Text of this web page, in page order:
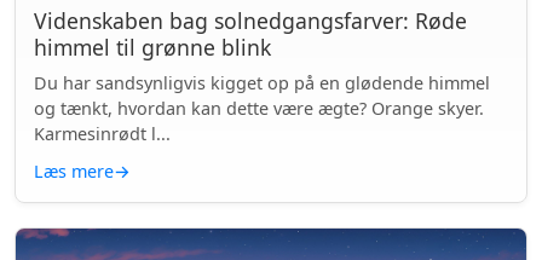
Videnskaben bag solnedgangsfarver: Røde
himmel til grønne blink
Du har sandsynligvis kigget op på en glødende himmel
og tænkt, hvordan kan dette være ægte? Orange skyer.
Karmesinrødt l...
Læs mere→